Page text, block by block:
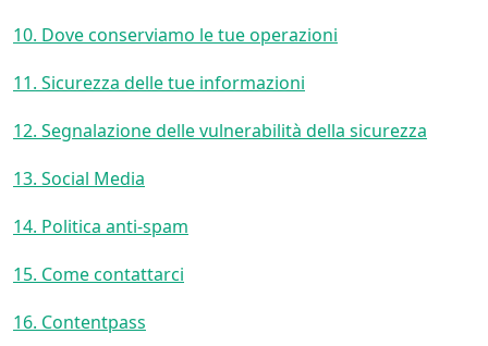
10. Dove conserviamo le tue operazioni
11. Sicurezza delle tue informazioni
12. Segnalazione delle vulnerabilità della sicurezza
13. Social Media
14. Politica anti-spam
15. Come contattarci
16. Contentpass